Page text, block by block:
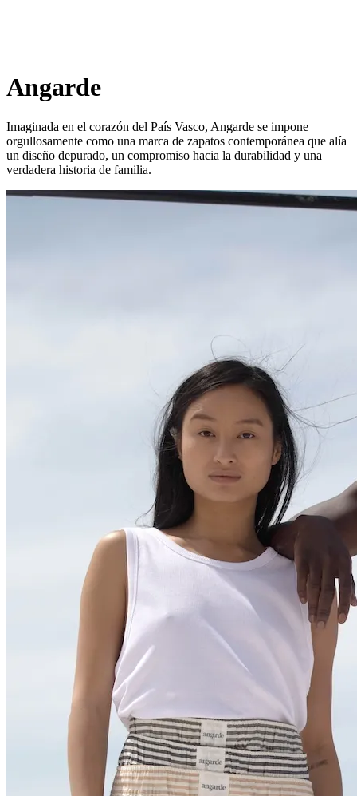
Angarde
Imaginada en el corazón del País Vasco, Angarde se impone
orgullosamente como una marca de zapatos contemporánea que alía
un diseño depurado, un compromiso hacia la durabilidad y una
verdadera historia de familia.